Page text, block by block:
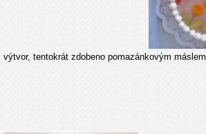
výtvor, tentokrát zdobeno pomazánkovým máslem